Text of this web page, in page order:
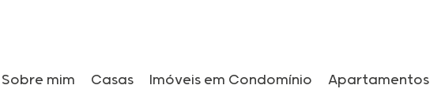
Sobre mim Casas Imóveis em Condomínio Apartamentos